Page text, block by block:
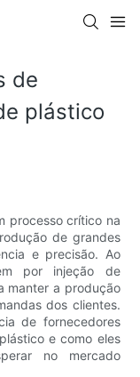
de
plástico
processo crítico na
de grandes
e precisão. Ao
por injeção de
manter a produção
dos clientes.
de fornecedores
e como eles
no mercado